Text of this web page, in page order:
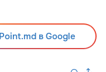
в Google